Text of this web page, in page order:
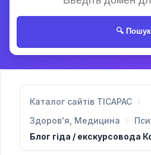
🔍 Пошук
Каталог сайтів TICAPAC
Здоров'я, Медицина
Блог гіда / екскурсовода